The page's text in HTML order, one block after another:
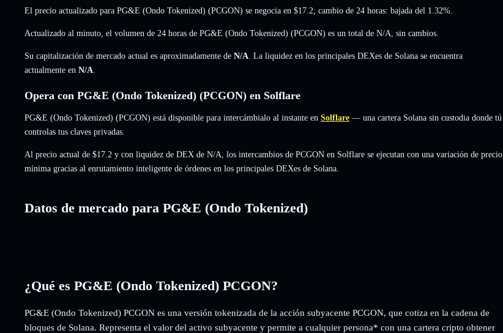
El precio actualizado para PG&E (Ondo Tokenized) (PCGON) se negocia en $17.2; cambio de 24 horas: bajada del 1.32%
Actualizado al minuto, el volumen de 24 horas de PG&E (Ondo Tokenized) (PCGON) es un total de N/A sin cambios
Su capitalización de mercado actual es aproximadamente de N/A . La liquidez en los principales DEXes de Solana se encuentra
actualmente en N/A
Opera con PG&E (Ondo Tokenized) (PCGON) en Solflare
PG&E (Ondo Tokenized) (PCGON) está disponible para intercámbialo al instante en Solflare — una cartera Solana sin custodia donde tú
controlas tus claves privadas.
Al precio actual de $17.2 y con liquidez de DEX de N/A, los intercambios de PCGON en Solflare se ejecutan con una variación de precio
mínima gracias al enrutamiento inteligente de órdenes en los principales DEXes de Solana.
Datos de mercado para PG&E (Ondo Tokenized)
¿Qué es PG&E (Ondo Tokenized) PCGON?
PG&E (Ondo Tokenized) PCGON es una versión tokenizada de la acción subyacente PCGON, que cotiza en la cadena de
bloques de Solana. Representa el valor del activo subyacente y permite a cualquier persona* con una cartera cripto obtener